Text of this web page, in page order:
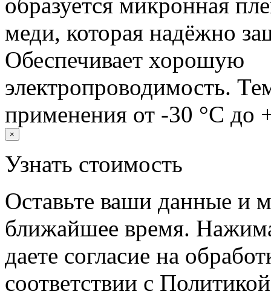
образуется микронная
меди, которая надёжно
Обеспечивает хорошую
электропроводимость.
применения от -30 °C до
×
Узнать стоимость
Оставьте ваши данные и
ближайшее время.
даете согласие на
соответствии с